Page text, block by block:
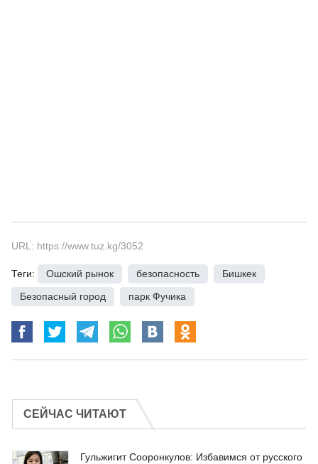
URL: https://www.tuz.kg/3052
Теги: Ошский рынок безопасность Бишкек
Безопасный город
парк Фучика
СЕЙЧАС ЧИТАЮТ
Гульжигит Сооронкулов: Избавимся от русского